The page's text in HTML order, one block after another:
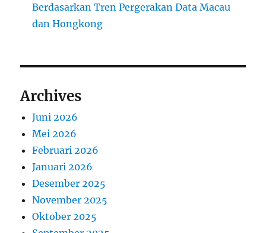
Berdasarkan Tren Pergerakan Data Macau
dan Hongkong
Archives
Juni 2026
Mei 2026
Februari 2026
Januari 2026
Desember 2025
November 2025
Oktober 2025